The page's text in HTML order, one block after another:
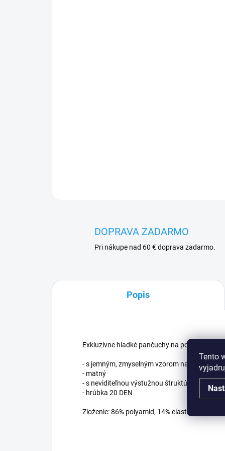
Tento
DOPRAVA ZADARMO
Pri nákupe nad 60 € doprava zadarmo.
Popis
Exkluzívne hladké pančuchy na podväzky.
- s jemným, zmyselným vzorom na vrchnej
- matný
- s neviditeľnou výstužnou štruktúrou hrotu
- hrúbka 20 DEN
Zloženie: 86% polyamid, 14% elastan.